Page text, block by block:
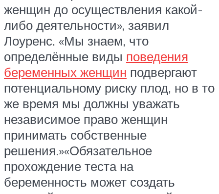
женщин до осуществления какой-
либо деятельности», заявил
Лоуренс. «Мы знаем, что
определённые виды поведения
беременных женщин подвергают
потенциальному риску плод, но в то
же время мы должны уважать
независимое право женщин
принимать собственные
решения.»«Обязательное
прохождение теста на
беременность может создать